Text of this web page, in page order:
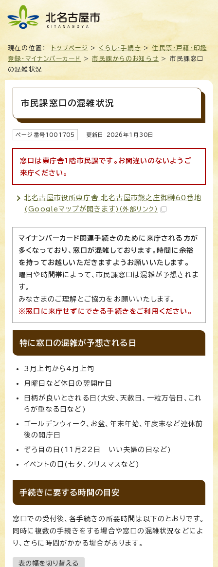
現在の位置： トップページ > くらし・手続き >住民票・戸籍・印鑑
登録・マイナンバーカード
>市民課からのお知らせ > 市民課窓口
の混雑状況
市民課窓口の混雑状況
ページ番号1001705 更新日 2026年1月 30 日
窓口は東庁舎1階市民課です。お間違いのないようご
来庁ください。
北名古屋市役所東庁舎 北名古屋市熊之庄御榊60番地
(Googleマップが開きます) （外部リンク）
マイナンバーカード関連手続きのために来庁される方が
多くなっており、窓口が混雑しております。時間に余裕
を持ってお越しいただきますようお願いいたします。
曜日や時間帯によって、市民課窓口は混雑が予想されま
す。
みなさまのご理解とご協力をお願いいたします。
※窓口に来庁せずにできる手続きをご利用ください。
特に窓口の混雑が予想される日
3月上旬から4月上旬
月曜日など休日の翌開庁日
日柄が良いとされる日(大安、天赦日、一粒万倍日、これ
らが重なる日など)
ゴールデンウィーク、お盆、年末年始、年度末など連休前
後の開庁日
ぞろ目の日(11月22日 いい夫婦の日など)
イベントの日(七夕、クリスマスなど)
手続きに要する時間の目安
窓口での受付後、各手続きの所要時間は以下のとおりです。
同時に複数の手続きをする場合や窓口の混雑状況などによ
り、さらに時間がかかる場合があります。
表の幅を切り替える